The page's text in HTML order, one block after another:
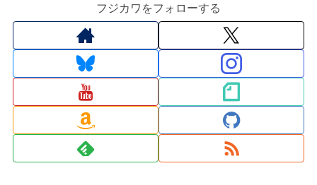
フジカワをフォローする